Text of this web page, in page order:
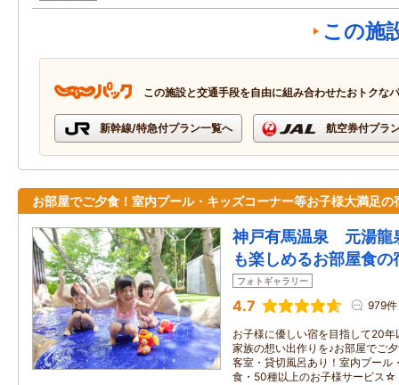
この施
この施設と交通手段を自由に組み合わせたおトクな
新幹線/特急付プラン一覧へ 航空券付プラ
お部屋でご夕食！室内プール・キッズコーナー等お子様大満足の
神戸有馬温泉 元湯
も楽しめるお部屋食の
フォトギャラリー
4.7 979件
お子様に優しい宿を目指して20
家族の想い出作りを♪お部屋でご
客室・貸切風呂あり！室内プール
食・50種以上のお子様サービス☆